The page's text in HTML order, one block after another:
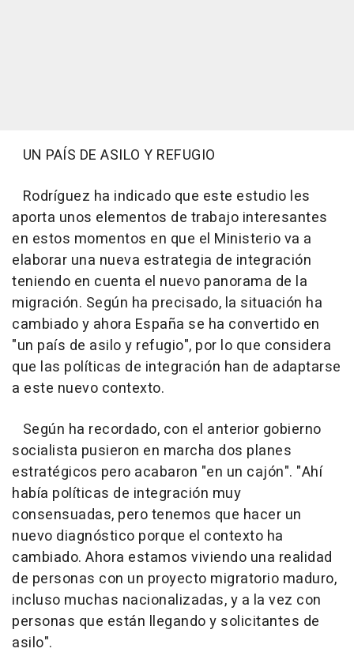
UN PAÍS DE ASILO Y REFUGIO
Rodríguez ha indicado que este estudio les
aporta unos elementos de trabajo interesantes
en estos momentos en que el Ministerio va a
elaborar una nueva estrategia de integración
teniendo en cuenta el nuevo panorama de la
migración. Según ha precisado, la situación ha
cambiado y ahora España se ha convertido en
"un país de asilo y refugio", por lo que considera
que las políticas de integración han de adaptarse
a este nuevo contexto.
Según ha recordado, con el anterior gobierno
socialista pusieron en marcha dos planes
estratégicos pero acabaron "en un cajón". "Ahí
había políticas de integración muy
consensuadas, pero tenemos que hacer un
nuevo diagnóstico porque el contexto ha
cambiado. Ahora estamos viviendo una realidad
de personas con un proyecto migratorio maduro,
incluso muchas nacionalizadas, y a la vez con
personas que están llegando y solicitantes de
asilo".